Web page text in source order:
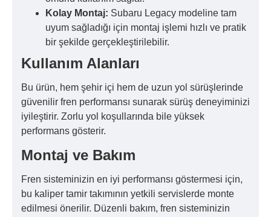
Kolay Montaj: Subaru Legacy modeline tam
uyum sağladığı için montaj işlemi hızlı ve pratik
bir şekilde gerçekleştirilebilir.
Kullanım Alanları
Bu ürün, hem şehir içi hem de uzun yol sürüşlerinde
güvenilir fren performansı sunarak sürüş deneyiminizi
iyileştirir. Zorlu yol koşullarında bile yüksek
performans gösterir.
Montaj ve Bakım
Fren sisteminizin en iyi performansı göstermesi için,
bu kaliper tamir takımının yetkili servislerde monte
edilmesi önerilir. Düzenli bakım, fren sisteminizin